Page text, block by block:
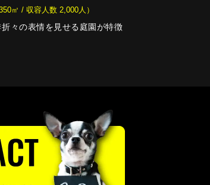
㎡ / 収容人数 2,000人）
々の表情を見せる庭園が特徴